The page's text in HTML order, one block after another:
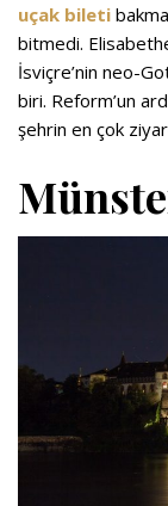
uçak bileti
bitmedi.
İsviçre’nin neo-
biri. Reform’un
şehrin en çok